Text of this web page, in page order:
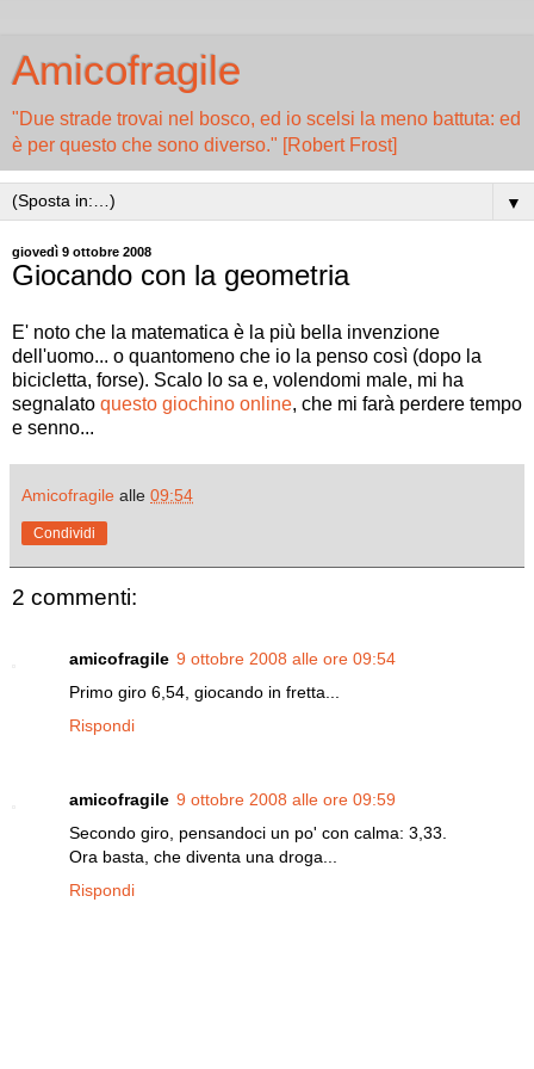
Amicofragile
"Due strade trovai nel bosco, ed io scelsi la meno battuta: ed
è per questo che sono diverso." [Robert Frost]
▼
giovedì 9 ottobre 2008
Giocando con la geometria
E' noto che la matematica è la più bella invenzione
dell'uomo... o quantomeno che io la penso così (dopo la
bicicletta, forse). Scalo lo sa e, volendomi male, mi ha
segnalato questo giochino online, che mi farà perdere tempo
e senno...
Amicofragile alle 09:54
Condividi
2 commenti:
amicofragile 9 ottobre 2008 alle ore 09:54
Primo giro 6,54, giocando in fretta...
Rispondi
amicofragile 9 ottobre 2008 alle ore 09:59
Secondo giro, pensandoci un po' con calma: 3,33.
Ora basta, che diventa una droga...
Rispondi